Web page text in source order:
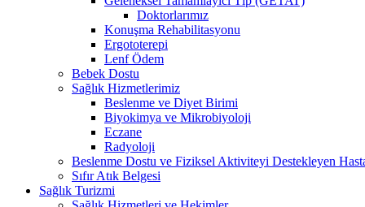
Doktorlarımız
Konuşma Rehabilitasyonu
Ergototerepi
Lenf Ödem
Bebek Dostu
Sağlık Hizmetlerimiz
Beslenme ve Diyet Birimi
Biyokimya ve Mikrobiyoloji
Eczane
Radyoloji
Beslenme Dostu ve Fiziksel Aktiviteyi Destekleyen
Sıfır Atık Belgesi
Sağlık Turizmi